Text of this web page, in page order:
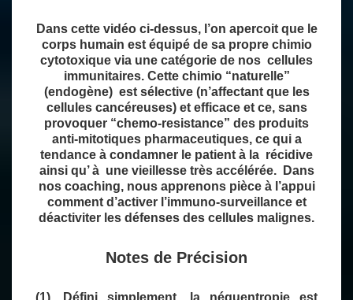
Dans cette vidéo ci-dessus, l’on apercoit que le
corps humain est équipé de sa propre chimio
cytotoxique via une catégorie de nos cellules
immunitaires. Cette chimio “naturelle”
(endogène) est sélective (n’affectant que les
cellules cancéreuses) et efficace et ce, sans
provoquer “chemo-resistance” des produits
anti-mitotiques pharmaceutiques, ce qui a
tendance à condamner le patient à la récidive
ainsi qu’ à une vieillesse très accélérée. Dans
nos coaching, nous apprenons pièce à l’appui
comment d’activer l’immuno-surveillance et
déactiviter les défenses des cellules malignes.
Notes de Précision
(1). Défini simplement, la néguentropie est